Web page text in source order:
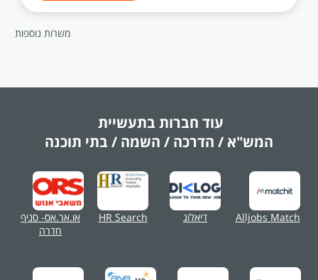
משרות נוספות
עוד חברות בתעשיית
המש"א / הדרכה / השמה / בתי תוכנה
Alljobs Match דיאלוג HR Search
או.אר.אס- סניף
חדרה